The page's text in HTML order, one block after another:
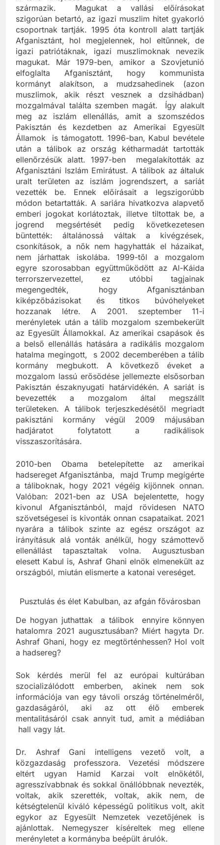
A tálib kifejezés az arab ’diák, tanulók’ szóból
származik. Magukat a vallási előírásokat
szigorúan betartó, az igazi muszlim hitet gyakorló
csoportnak tartják. 1995 óta kontroll alatt tartják
Afganisztánt, hol megjelennek, hol eltűnnek, de
igazi patriótáknak, igazi muszlimoknak nevezik
magukat. Már 1979-ben, amikor a Szovjetunió
elfoglalta Afganisztánt, hogy kommunista
kormányt alakítson, a mudzsahedinek (azon
muszlimok, akik részt vesznek a dzsihádban)
mozgalmával találta szemben magát. Így alakult
meg az iszlám ellenállás, amit a szomszédos
Pakisztán és kezdetben az Amerikai Egyesült
Államok is támogatott. 1996-ban, Kabul bevétele
után a tálibok az ország kétharmadát tartották
ellenőrzésük alatt. 1997-ben megalakították az
Afganisztáni Iszlám Emirátust. A tálibok az általuk
uralt területen az iszlám jogrendszert, a sariát
vezették be. Ennek előírásait a legszigorúbb
módon betartatták. A sariára hivatkozva alapvető
emberi jogokat korlátoztak, illetve tiltottak be, a
jogrend megsértését pedig következetesen
büntették: általánossá váltak a kivégzések,
csonkítások, a nők nem hagyhatták el házaikat,
nem járhattak iskolába. 1999-től a mozgalom
egyre szorosabban együttműködött az Al-Káida
terrorszervezettel, ez utóbbi tagjainak
megengedték, hogy Afganisztánban
kiképzőbázisokat és titkos búvóhelyeket
hozzanak létre. A 2001. szeptember 11-i
merényletek után a tálib mozgalom szembekerült
az Egyesült Államokkal. Az amerikai csapások és
a belső ellenállás hatására a radikális mozgalom
hatalma megingott, s 2002 decemberében a tálib
kormány megbukott. A következő éveket a
mozgalom lassú erősödése jellemezte elsősorban
Pakisztán északnyugati határvidékén. A sariát is
bevezették a mozgalom által megszállt
területeken. A tálibok terjeszkedésétől megriadt
pakisztáni kormány végül 2009 májusában
hadjáratot folytatott a radikálisok
2010-ben Obama betelepítette az amerikai
hadsereget Afganisztánba, majd Trump megígérte
a táliboknak, hogy 2021 végéig kijönnek onnan.
Valóban: 2021-ben az USA bejelentette, hogy
kivonul Afganisztánból, majd rövidesen NATO
szövetségesei is kivonták onnan csapataikat. 2021
nyarára a tálibok szinte az egész országot az
irányításuk alá vonták anélkül, hogy számottevő
ellenállást tapasztaltak volna. Augusztusban
elesett Kabul is, Ashraf Ghani elnök elmenekült az
De hogyan juthattak a tálibok ennyire könnyen
hatalomra 2021 augusztusában? Miért hagyta Dr.
Ashraf Ghani, hogy ez megtörténhessen? Hol volt
Sok kérdés merül fel az európai kultúrában
szocializálódott emberben, akinek nem sok
információja van egy távoli ország történelméről,
gazdaságáról, aki az ott élő emberek
mentalitásáról csak annyit tud, amit a médiában
Dr. Ashraf Gani intelligens vezető volt, a
közgazdaság professzora. Vezetési módszere
eltért ugyan Hamid Karzai volt elnökétől,
agresszívabbnak és sokkal önállóbbnak nevezték,
voltak, akik szerették, voltak, akik nem, de
kétségtelenül kiváló képességű politikus volt, akit
egykor az Egyesült Nemzetek vezetőjének is
ajánlottak. Nemegyszer kíséreltek meg ellene